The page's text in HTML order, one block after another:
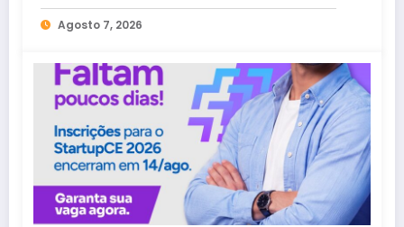
Agosto 7, 2026